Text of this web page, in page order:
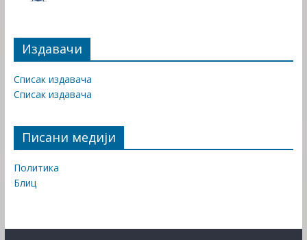
Издавачи
Списак издавача
Списак издавача
Писани медији
Политика
Блиц